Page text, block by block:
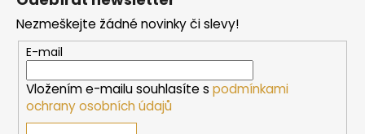
KAMNA
NA
DŘEVO
HARVIA
M3
16
212
Kč
Nezmeškejte žádné novinky či slevy!
E-mail
Vložením e-mailu souhlasíte s podmínkami
ochrany osobních údajů